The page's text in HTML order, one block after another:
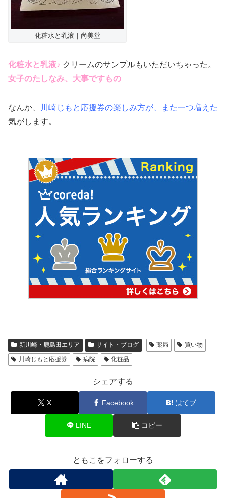
化粧水と乳液｜尚美堂
化粧水と乳液♪ クリームのサンプルもいただいちゃった。
女子のたしなみ、大事ですもの
なんか、
川崎じもと応援券の楽しみ方が、また一つ増えた
気がします。
新川崎・鹿島田エリア サイト・ブログ 薬局
買い物
川崎じもと応援券
病院 化粧品
シェアする
X Facebook はてブ
LINE コピー
ともこをフォローする